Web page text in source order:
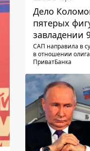
Дело
пятерых
завладении
суд
САП направила в
в отношении
ПриватБанка